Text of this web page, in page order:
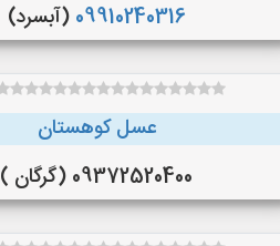
09910240316 (آبسرد)
عسل کوهستان
09372520400 (گرگان )